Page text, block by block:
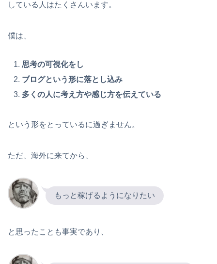
している人はたくさんいます。
僕は、
思考の可視化をし
ブログという形に落とし込み
多くの人に考え方や感じ方を伝えている
という形をとっているに過ぎません。
ただ、海外に来てから、
もっと稼げるようになりたい
と思ったことも事実であり、